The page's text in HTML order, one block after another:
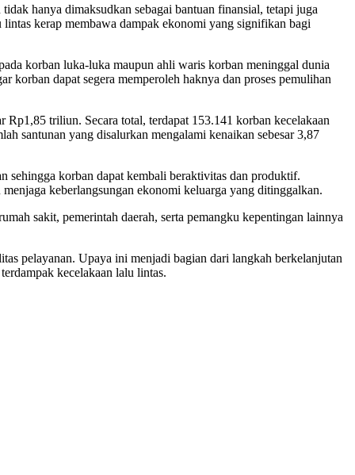
hanya dimaksudkan sebagai bantuan finansial, tetapi juga
kerap membawa dampak ekonomi yang signifikan bagi
korban luka-luka maupun ahli waris korban meninggal dunia
korban dapat segera memperoleh haknya dan proses pemulihan
triliun. Secara total, terdapat 153.141 korban kecelakaan
santunan yang disalurkan mengalami kenaikan sebesar 3,87
sehingga korban dapat kembali beraktivitas dan produktif.
keberlangsungan ekonomi keluarga yang ditinggalkan.
sakit, pemerintah daerah, serta pemangku kepentingan lainnya
pelayanan. Upaya ini menjadi bagian dari langkah berkelanjutan
kecelakaan lalu lintas.